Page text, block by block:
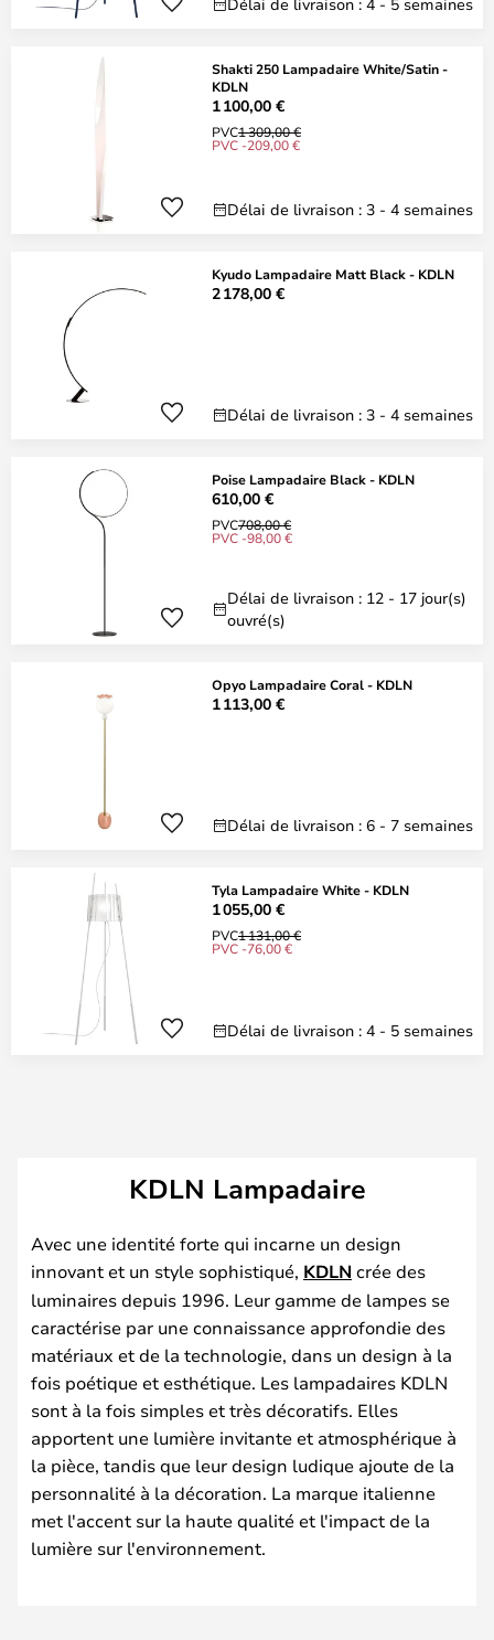
Shakti 250 Lampadaire White/Satin -
KDLN
1 100,00 €
PVC1 309,00 €
PVC -209,00 €
Délai de livraison : 3 - 4 semaines
Kyudo Lampadaire Matt Black - KDLN
2 178,00 €
Délai de livraison : 3 - 4 semaines
Poise Lampadaire Black - KDLN
610,00 €
PVC708,00 €
PVC -98,00 €
Délai de livraison : 12 - 17 jour(s)
ouvré(s)
Opyo Lampadaire Coral - KDLN
1 113,00 €
Délai de livraison : 6 - 7 semaines
Tyla Lampadaire White - KDLN
1 055,00 €
PVC1 131,00 €
PVC -76,00 €
Délai de livraison : 4 - 5 semaines
KDLN Lampadaire
Avec une identité forte qui incarne un design
innovant et un style sophistiqué, KDLNcrée des
luminaires depuis 1996. Leur gamme de lampes se
caractérise par une connaissance approfondie des
matériaux et de la technologie, dans un design à la
fois poétique et esthétique. Les lampadaires KDLN
sont à la fois simples et très décoratifs. Elles
apportent une lumière invitante et atmosphérique à
la pièce, tandis que leur design ludique ajoute de la
personnalité à la décoration. La marque italienne
met l'accent sur la haute qualité et l'impact de la
lumière sur l'environnement.